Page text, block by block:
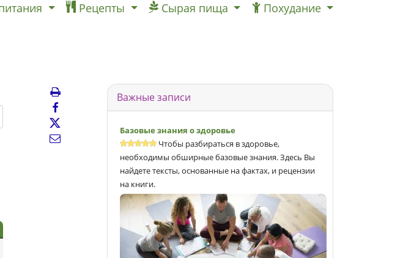
Рецепты Сырая пища Похудание
Важные записи
Базовые знания о здоровье
Чтобы разбираться в здоровье,
необходимы обширные базовые знания. Здесь Вы
найдете тексты, основанные на фактах, и рецензии
на книги.